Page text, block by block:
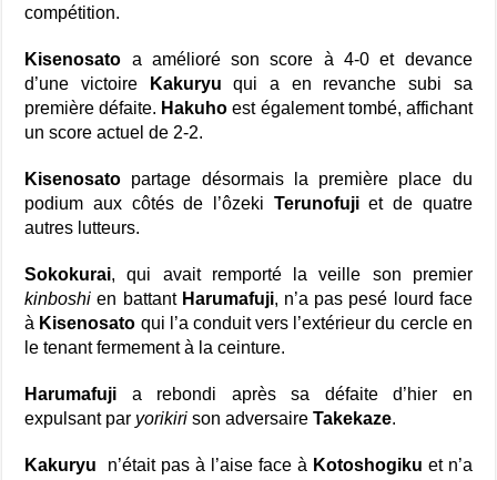
compétition.
Kisenosato a amélioré son score à 4-0 et devance
d’une victoire
Kakuryu qui a en revanche subi sa
première défaite. Hakuho est également tombé, affichant
un score actuel de 2-2.
Kisenosato partage désormais la première place du
podium aux côtés de l’ôzeki Terunofujiet de quatre
autres lutteurs.
Sokokurai, qui avait remporté la veille son premier
kinboshi en battant Harumafuji, n’a pas pesé lourd face
à Kisenosato qui l’a conduit vers l’extérieur du cercle en
le tenant fermement à la ceinture.
Harumafuji a rebondi après sa défaite d’hier en
expulsant par yorikiri son adversaireTakekaze.
Kakuryu n’était pas à l’aise face à Kotoshogiku et n’a